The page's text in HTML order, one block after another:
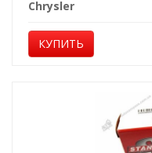
Chrysler
КУПИТЬ